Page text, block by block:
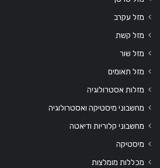
מזל עקרב
מזל קשת
מזל שור
מזל תאומים
מזלות אסטרולוגיה
מחשבוני מיסטיקה ואסטרולוגיה
מחשבוני קלוריות ודיאטה
מיסטיקה
מכללות מומלצות